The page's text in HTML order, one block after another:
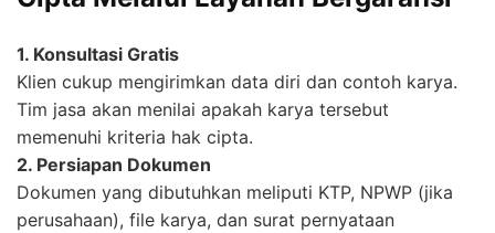
1. Konsultasi Gratis
Klien cukup mengirimkan data diri dan contoh karya.
Tim jasa akan menilai apakah karya tersebut
memenuhi kriteria hak cipta.
2. Persiapan Dokumen
Dokumen yang dibutuhkan meliputi KTP, NPWP (jika
perusahaan), file karya, dan surat pernyataan